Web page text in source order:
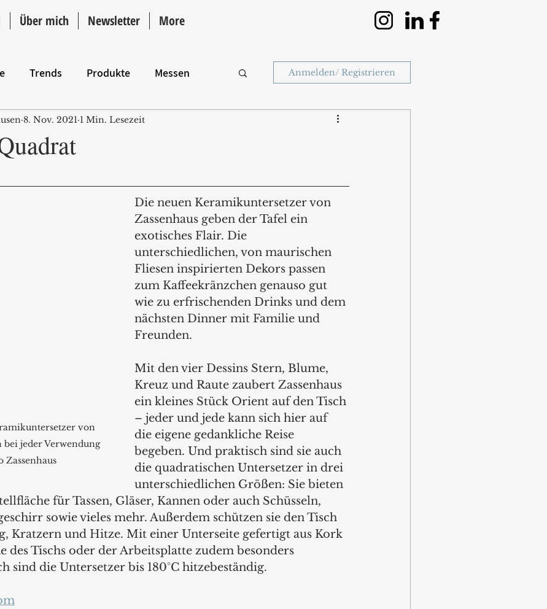
Über mich Newsletter More
Trends Produkte Messen
Intro
Anmelden/ Registrieren
8. Nov. 2021 1 Min. Lesezeit
von
bei jeder Verwendung
Zassenhaus
Die neuen Keramikuntersetzer von
Zassenhaus geben der Tafel ein
exotisches Flair. Die
unterschiedlichen, von maurischen
Fliesen inspirierten Dekors passen
zum Kaffeekränzchen genauso gut
wie zu erfrischenden Drinks und dem
nächsten Dinner mit Familie und
Freunden.
Mit den vier Dessins Stern, Blume,
Kreuz und Raute zaubert Zassenhaus
ein kleines Stück Orient auf den Tisch
– jeder und jede kann sich hier auf
die eigene gedankliche Reise
begeben. Und praktisch sind sie auch
die quadratischen Untersetzer in drei
unterschiedlichen Größen: Sie bieten
für Tassen, Gläser, Kannen oder auch Schüsseln,
sowie vieles mehr. Außerdem schützen sie den Tisch
Kratzern und Hitze. Mit einer Unterseite gefertigt aus Kork
des Tischs oder der Arbeitsplatte zudem besonders
sind die Untersetzer bis 180°C hitzebeständig.